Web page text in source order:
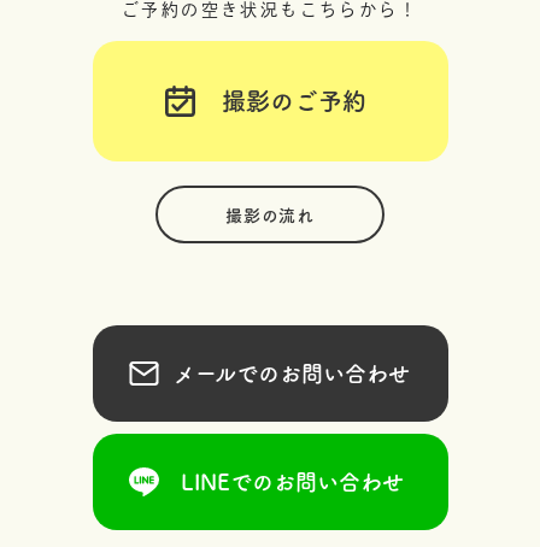
ご予約の空き状況もこちらから！
撮影のご予約
撮影の流れ
メールでのお問い合わせ
LINEでのお問い合わせ